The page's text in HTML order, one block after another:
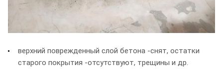
верхний поврежденный слой бетона -снят, остатки
старого покрытия -отсутствуют, трещины и др.